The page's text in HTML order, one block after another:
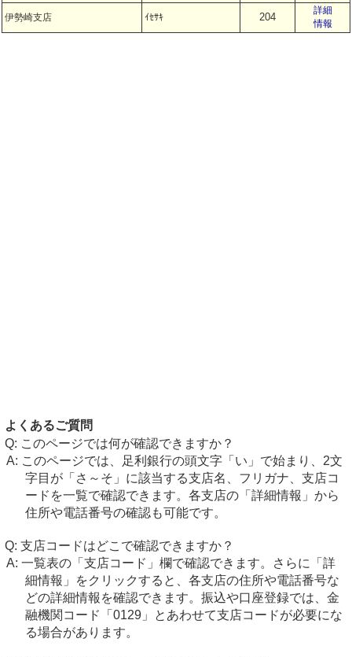
伊勢崎支店 ｲｾｻｷ 204
詳細
情報
よくあるご質問
このページでは何が確認できますか？
このページでは、足利銀行の頭文字「い」で始まり、2文
字目が「さ～そ」に該当する支店名、フリガナ、支店コ
ードを一覧で確認できます。各支店の「詳細情報」から
住所や電話番号の確認も可能です。
支店コードはどこで確認できますか？
一覧表の「支店コード」欄で確認できます。さらに「詳
細情報」をクリックすると、各支店の住所や電話番号な
どの詳細情報を確認できます。振込や口座登録では、金
融機関コード「0129」とあわせて支店コードが必要にな
る場合があります。